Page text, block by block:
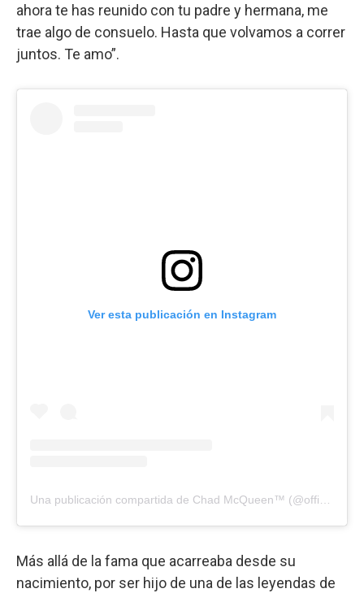
ahora te has reunido con tu padre y hermana, me
trae algo de consuelo. Hasta que volvamos a correr
juntos. Te amo”.
Ver esta publicación en Instagram
Una publicación compartida de Chad McQueen™ (@officialchadmcqueen)
Más allá de la fama que acarreaba desde su
nacimiento, por ser hijo de una de las leyendas de